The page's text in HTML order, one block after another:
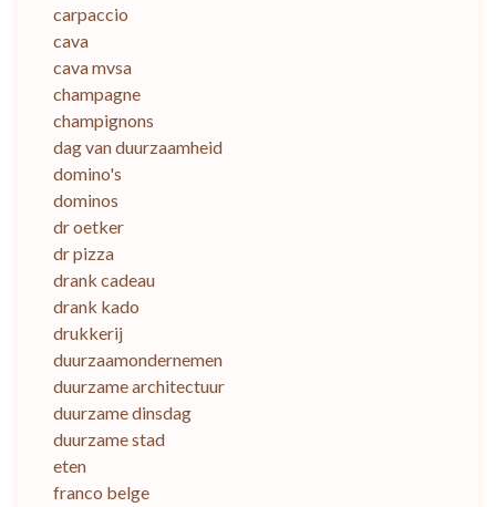
carpaccio
cava
cava mvsa
champagne
champignons
dag van duurzaamheid
domino's
dominos
dr oetker
dr pizza
drank cadeau
drank kado
drukkerij
duurzaamondernemen
duurzame architectuur
duurzame dinsdag
duurzame stad
eten
franco belge